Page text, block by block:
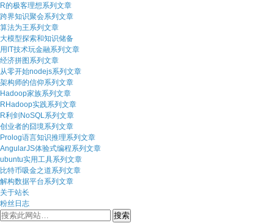
R的极客理想系列文章
跨界知识聚会系列文章
算法为王系列文章
大模型探索和知识储备
用IT技术玩金融系列文章
经济拼图系列文章
从零开始nodejs系列文章
架构师的信仰系列文章
Hadoop家族系列文章
RHadoop实践系列文章
R利剑NoSQL系列文章
创业者的囧境系列文章
Prolog语言知识推理系列文章
AngularJS体验式编程系列文章
ubuntu实用工具系列文章
比特币吸金之道系列文章
解构数据平台系列文章
关于站长
粉丝日志